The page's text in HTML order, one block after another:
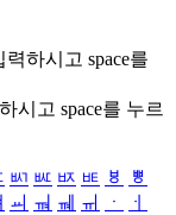
력하시고 space를
시고 space를 누르
ㅴ ㅵ ㅶ ㅷ ㅸ
ㅹ
ㆉ ㆊ ㆋ ㆌ ㆍ
ㆎ